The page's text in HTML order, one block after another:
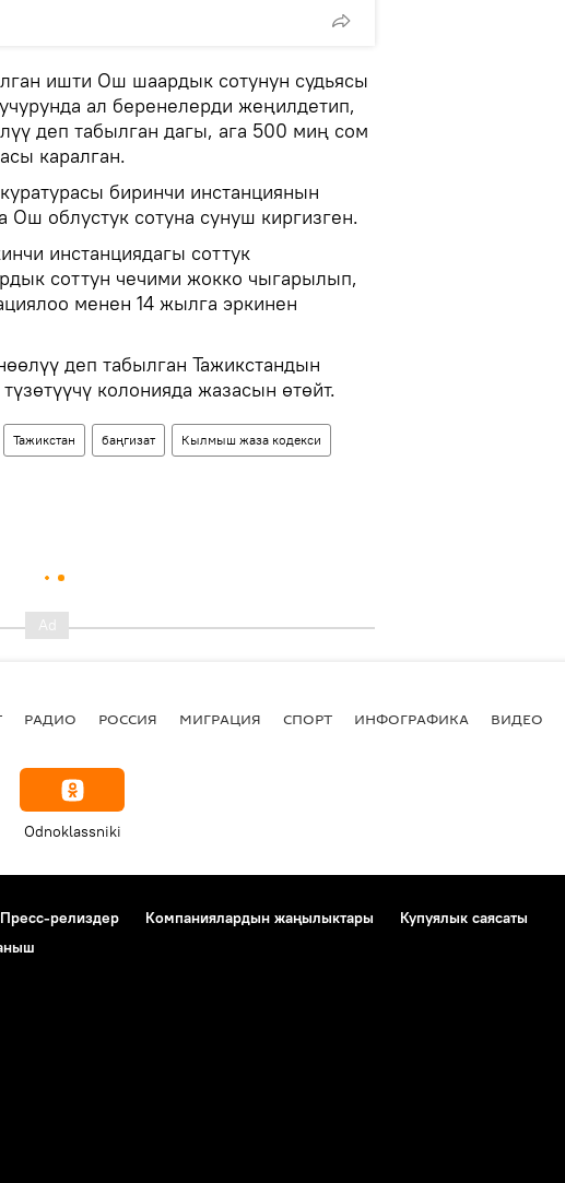
ишти Ош шаардык сотунун судьясы
ал беренелерди жеңилдетип,
деп табылган дагы, ага 500 миң сом
каралган.
биринчи инстанциянын
облустук сотуна сунуш киргизген.
инстанциядагы соттук
соттун чечими жокко чыгарылып,
менен 14 жылга эркинен
деп табылган Тажикстандын
колонияда жазасын өтөйт.
Тажикстан баңгизат Кылмыш жаза кодекси
РАДИО РОССИЯ МИГРАЦИЯ СПОРТ ИНФОГРАФИКА ВИДЕО
Odnoklassniki
Пресс-релиздер Компаниялардын жаңылыктары
Купуялык саясаты